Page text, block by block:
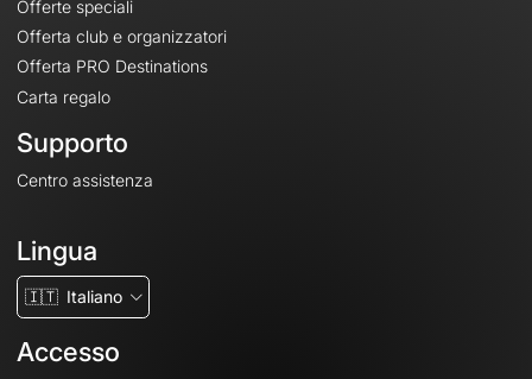
Offerte speciali
Offerta club e organizzatori
Offerta PRO Destinations
Carta regalo
Supporto
Centro assistenza
Lingua
🇮🇹 Italiano
Accesso